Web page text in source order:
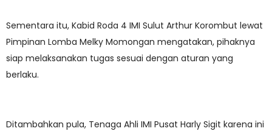
Sementara itu, Kabid Roda 4 IMI Sulut Arthur Korombut lewat
Pimpinan Lomba Melky Momongan mengatakan, pihaknya
siap melaksanakan tugas sesuai dengan aturan yang
berlaku.
Ditambahkan pula, Tenaga Ahli IMI Pusat Harly Sigit karena ini